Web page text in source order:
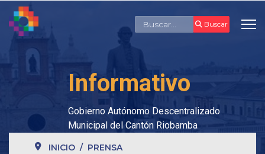
Buscar Buscar
Informativo
Gobierno Autónomo Descentralizado
Municipal del Cantón Riobamba
INICIO
PRENSA